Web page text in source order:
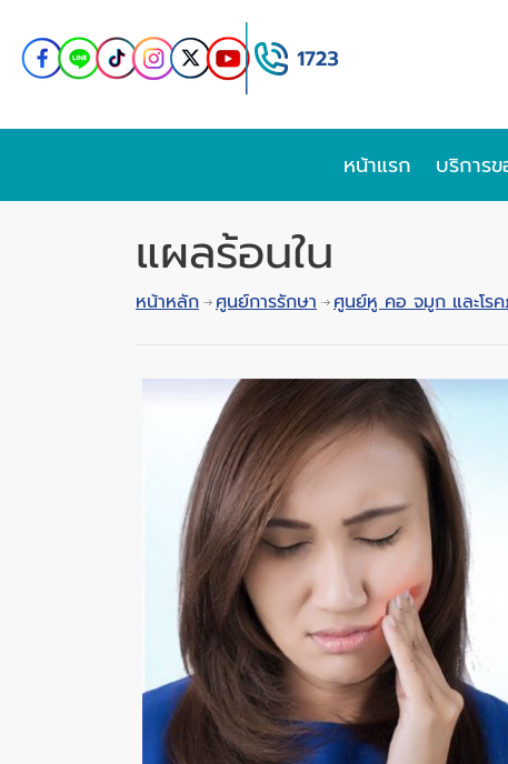
หน้าแรก บริการข
แผลร้อนใน
หน้าหลัก ศูนย์การรักษา ศูนย์หู คอ จมูก และโร